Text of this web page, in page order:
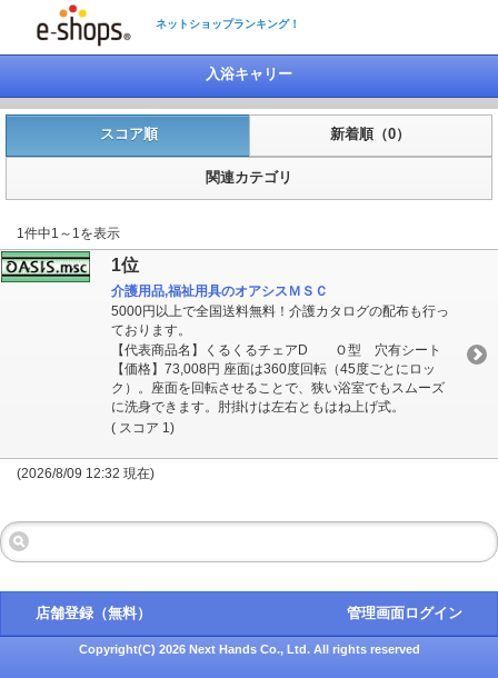
ネットショップランキング！
入浴キャリー
スコア順 新着順（0）
関連カテゴリ
1件中1～1を表示
1位
介護用品,福祉用具のオアシスＭＳＣ
5000円以上で全国送料無料！介護カタログの配布も行っ
ております。
【代表商品名】くるくるチェアD Ｏ型 穴有シート
【価格】73,008円 座面は360度回転（45度ごとにロッ
ク）。座面を回転させることで、狭い浴室でもスムーズ
に洗身できます。肘掛けは左右ともはね上げ式。
( スコア 1)
(2026/8/09 12:32 現在)
店舗登録（無料） 管理画面ログイン
Copyright(C) 2026 Next Hands Co., Ltd. All rights reserved